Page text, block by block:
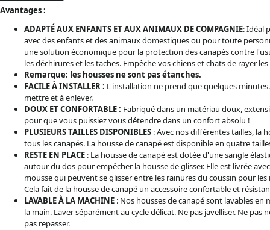
Avantages :
ADAPTÉ AUX ENFANTS ET AUX ANIMAUX DE COMPAGNIE: Idéal
avec des enfants et des animaux domestiques ou pour toute
une solution économique pour la protection des canapés contre
les déchirures et les taches. Empêche vos chiens et chats de rayer
Remarque: les housses ne sont pas étanches.
FACILE À INSTALLER : L'installation ne prend que quelques minutes.
mettre et à enlever.
DOUX ET CONFORTABLE : Fabriqué dans un matériau doux,
pour que vous puissiez vous détendre dans un confort absolu !
PLUSIEURS TAILLES DISPONIBLES : Avec nos différentes tailles, la
tous les canapés. La housse de canapé est disponible en quatre
RESTE EN PLACE : La housse de canapé est dotée d'une sangle
autour du dos pour empêcher la housse de glisser. Elle est livrée
mousse qui peuvent se glisser entre les rainures du coussin pour
Cela fait de la housse de canapé un accessoire confortable et
LAVABLE À LA MACHINE : Nos housses de canapé sont lavables en
la main. Laver séparément au cycle délicat. Ne pas javelliser. Ne pas
pas repasser.